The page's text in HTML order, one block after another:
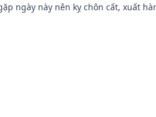
ngày này nên kỵ chôn cất, xuất